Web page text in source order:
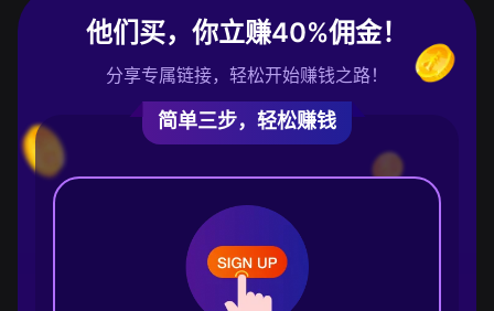
他们买，你立赚40%佣金！
分享专属链接，轻松开始赚钱之路！
简单三步，轻松赚钱